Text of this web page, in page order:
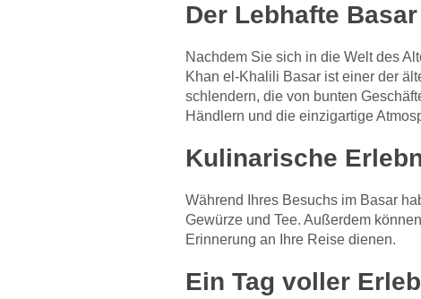
Der Lebhafte
Nachdem Sie sich in die Welt des
Khan el-Khalili Basar ist einer der
schlendern, die von bunten
Händlern und die einzigartige
Kulinarische
Während Ihres Besuchs im Basar
Gewürze und Tee. Außerdem
Erinnerung an Ihre Reise dienen.
Ein Tag voller